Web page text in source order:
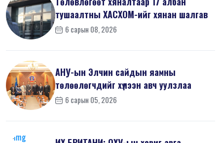
тушаалтны ХАСХОМ-ийг хянан шалгав
6 сарын 08, 2026
АНУ-ын Элчин сайдын яамны
төлөөлөгчдийг хүлээн авч уулзлаа
6 сарын 05, 2026